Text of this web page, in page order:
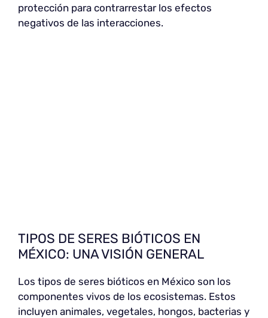
protección para contrarrestar los efectos
negativos de las interacciones.
TIPOS DE SERES BIÓTICOS EN
MÉXICO: UNA VISIÓN GENERAL
Los tipos de seres bióticos en México son los
componentes vivos de los ecosistemas. Estos
incluyen animales, vegetales, hongos, bacterias y